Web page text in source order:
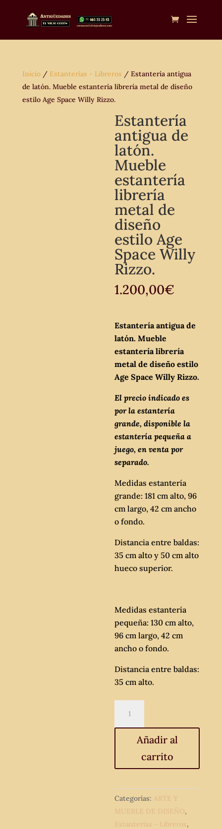
Inicio/ Estanterías - Libreros / Estantería antigua
de latón. Mueble estantería librería metal de diseño
estilo Age Space Willy Rizzo.
Estantería
antigua de
latón.
Mueble
estantería
librería
metal de
diseño
estilo Age
Space Willy
Rizzo.
1.200,00€
Estantería antigua de
latón. Mueble
estantería librería
metal de diseño estilo
Age Space Willy Rizzo.
El precio indicado es
por la estantería
grande, disponible la
estantería pequeña a
juego, en venta por
separado.
Medidas estantería
grande: 181 cm alto, 96
cm largo, 42 cm ancho
o fondo.
Distancia entre baldas:
35 cm alto y 50 cm alto
hueco superior.
Medidas estantería
pequeña: 130 cm alto,
96 cm largo, 42 cm
ancho o fondo.
Distancia entre baldas:
35 cm alto.
antigua
de
estantería
metal
de
diseño
Añadir al
carrito
Categorías: ARTE Y
MUEBLE DE DISEÑO,
Estanterías - Libreros,